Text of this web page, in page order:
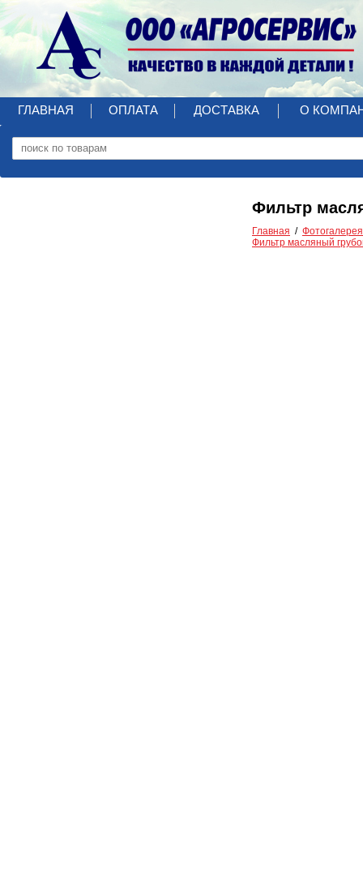
ГЛАВНАЯ ОПЛАТА ДОСТАВКА О
Фильтр
Главная
Фотогалерея
Фильтр масляный